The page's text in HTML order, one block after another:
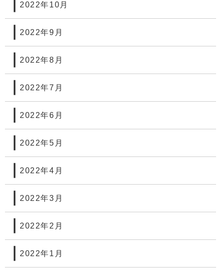
2022年10月
2022年9月
2022年8月
2022年7月
2022年6月
2022年5月
2022年4月
2022年3月
2022年2月
2022年1月